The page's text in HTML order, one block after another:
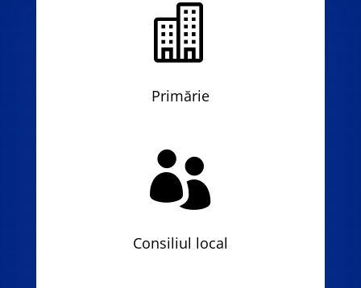

Primărie

Consiliul local